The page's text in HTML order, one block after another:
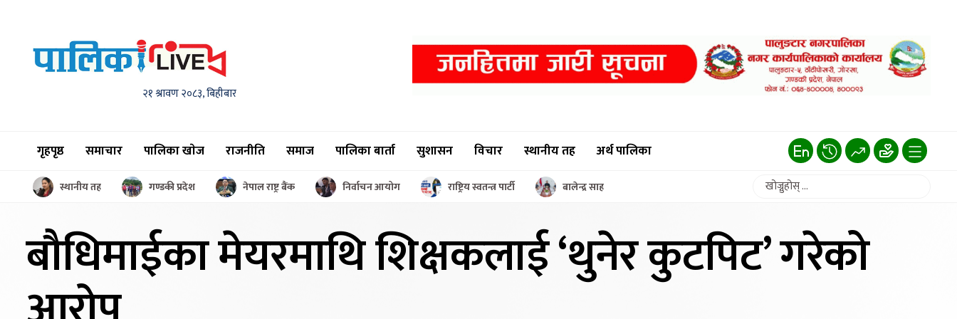
२१ श्रावण २०८३, बिहीबार
गृहपृष्ठ समाचार पालिका खाेज राजनीति समाज पालिका बार्ता सुशासन विचार स्थानीय तह अर्थ पालिका
स्थानीय तह गण्डकी प्रदेश नेपाल राष्ट्र बैंक निर्वाचन आयोग राष्ट्रिय स्वतन्त्र पार्टी बालेन्द्र साह
बौधिमाईका मेयरमाथि शिक्षकलाई‘थुनेर कुटपिट’ गरेको